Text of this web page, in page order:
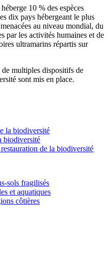
10 % des espèces
dix pays hébergeant le plus
au niveau mondial, du
par les activités humaines et de
ultramarins répartis sur
multiples dispositifs de
sont mis en place.
la biodiversité
biodiversité
de la biodiversité
sols fragilisés
et aquatiques
côtières